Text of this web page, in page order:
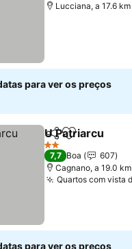
Lucciana, a 17.6
para ver os preços
PartilharAdicionar
U Patriarcu
2 Estrelas
7,7 Boa
607
Cagnano, a 19.0
Quartos com vista
para ver os preços